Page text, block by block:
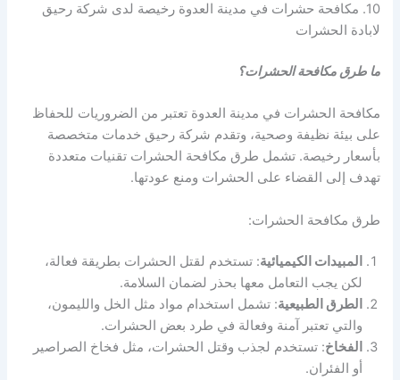
10. مكافحة حشرات في مدينة العدوة رخيصة لدى شركة رحيق
لابادة الحشرات
ما طرق مكافحة الحشرات؟
مكافحة الحشرات في مدينة العدوة تعتبر من الضروريات للحفاظ
على بيئة نظيفة وصحية، وتقدم شركة رحيق خدمات متخصصة
بأسعار رخيصة. تشمل طرق مكافحة الحشرات تقنيات متعددة
تهدف إلى القضاء على الحشرات ومنع عودتها.
طرق مكافحة الحشرات:
المبيدات الكيميائية: تستخدم لقتل الحشرات بطريقة فعالة،
لكن يجب التعامل معها بحذر لضمان السلامة.
الطرق الطبيعية: تشمل استخدام مواد مثل الخل والليمون،
والتي تعتبر آمنة وفعالة في طرد بعض الحشرات.
الفخاخ: تستخدم لجذب وقتل الحشرات، مثل فخاخ الصراصير
أو الفئران.